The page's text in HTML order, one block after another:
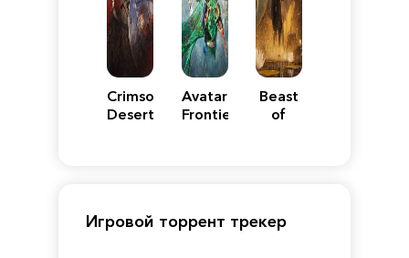
Crimson
Desert
Avatar:
Frontiers
Beast
of
Игровой торрент трекер